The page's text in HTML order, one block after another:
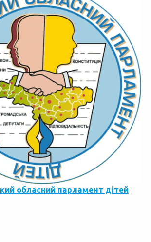
обласний парламент дітей